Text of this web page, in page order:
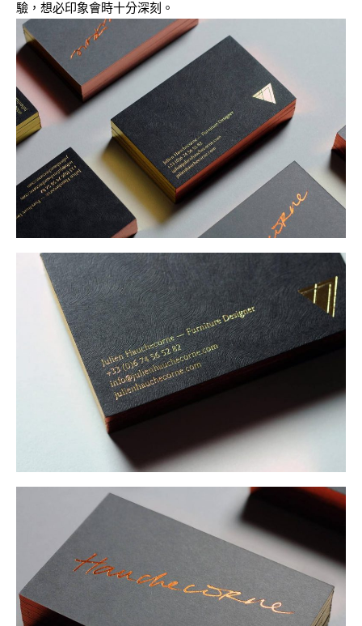
驗，想必印象會時十分深刻。